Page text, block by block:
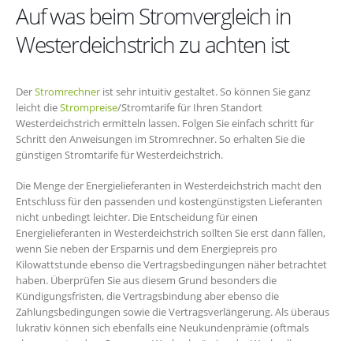
Auf was beim Stromvergleich in
Westerdeichstrich zu achten ist
DerStromrechner ist sehr intuitiv gestaltet. So können Sie ganz
leicht dieStrompreise/Stromtarife für Ihren Standort
Westerdeichstrich ermitteln lassen. Folgen Sie einfach schritt für
Schritt den Anweisungen im Stromrechner. So erhalten Sie die
günstigen Stromtarife für Westerdeichstrich.
Die Menge der Energielieferanten in Westerdeichstrich macht den
Entschluss für den passenden und kostengünstigsten Lieferanten
nicht unbedingt leichter. Die Entscheidung für einen
Energielieferanten in Westerdeichstrich sollten Sie erst dann fällen,
wenn Sie neben der Ersparnis und dem Energiepreis pro
Kilowattstunde ebenso die Vertragsbedingungen näher betrachtet
haben. Überprüfen Sie aus diesem Grund besonders die
Kündigungsfristen, die Vertragsbindung aber ebenso die
Zahlungsbedingungen sowie die Vertragsverlängerung. Als überaus
lukrativ können sich ebenfalls eine Neukundenprämie (oftmals